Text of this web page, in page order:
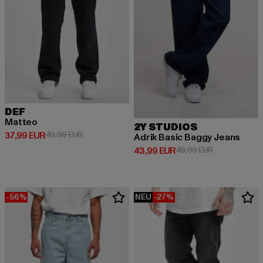
DEF
Matteo
37,99 EUR
Derzeitiger Preis: 37,99 EUR
49,99 EURAktionspreis: 49,99 EUR
2Y STUDIOS
Adrik Basic Baggy Jeans
43,99 EUR
Derzeitiger Preis: 43,99 EUR
49,99 EURAktionspreis:
-56% NEU -27%